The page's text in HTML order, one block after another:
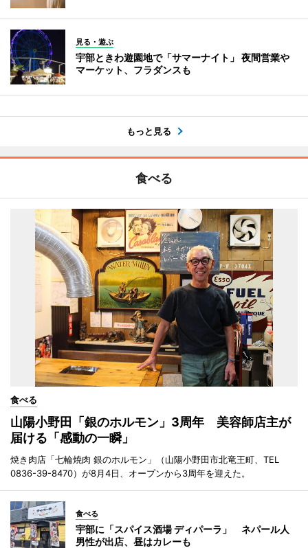
見る・遊ぶ
宇部ときわ遊園地で「サマーナイト」 夜間営業や
マーケット、フラダンスも
もっと見る
食べる
食べる
山陽小野田「銀のホルモン」3周年 美容師店主が
届ける「感動の一瞬」
焼き肉店「七輪焼肉 銀のホルモン」（山陽小野田市北竜王町、TEL
0836-39-8470）が8月4日、オープンから3周年を迎えた。
食べる
宇部に「スパイス酒場 ディパーラ」 ネパール人
男性が出店、昼はカレーも